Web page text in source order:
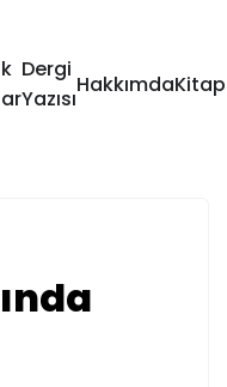
Dergi
Yazısı
HakkımdaKitap